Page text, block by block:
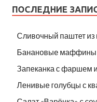
ПОСЛЕДНИЕ
Сливочный паштет из
Банановые маффины
Запеканка с фаршем
Ленивые голубцы с